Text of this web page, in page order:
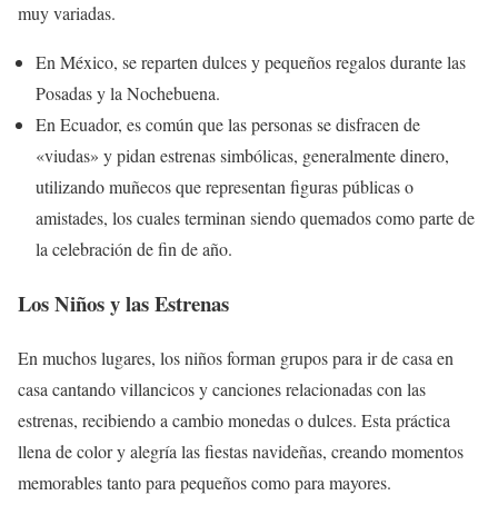
muy variadas.
En México, se reparten dulces y pequeños regalos durante las
Posadas y la Nochebuena.
En Ecuador, es común que las personas se disfracen de
«viudas» y pidan estrenas simbólicas, generalmente dinero,
utilizando muñecos que representan figuras públicas o
amistades, los cuales terminan siendo quemados como parte de
la celebración de fin de año.
Los Niños y las Estrenas
En muchos lugares, los niños forman grupos para ir de casa en
casa cantando villancicos y canciones relacionadas con las
estrenas, recibiendo a cambio monedas o dulces. Esta práctica
llena de color y alegría las fiestas navideñas, creando momentos
memorables tanto para pequeños como para mayores.